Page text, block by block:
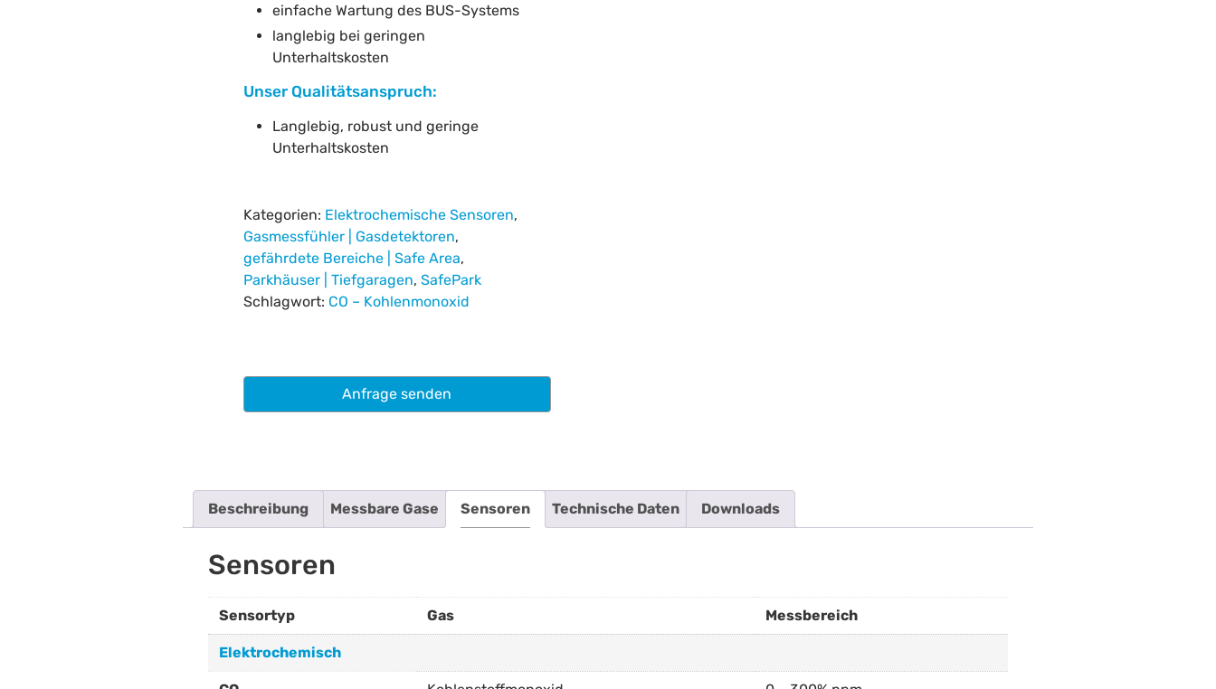
einfache Wartung des BUS-Systems
langlebig bei geringen
Unterhaltskosten
Unser Qualitätsanspruch:
Langlebig, robust und geringe
Unterhaltskosten
Kategorien: Elektrochemische Sensoren,
Gasmessfühler | Gasdetektoren,
gefährdete Bereiche | Safe Area,
Parkhäuser | Tiefgaragen, SafePark
Schlagwort: CO – Kohlenmonoxid
Anfrage senden
Sensoren
Messbare Gase
Beschreibung Technische Daten Downloads
Sensoren
Sensortyp Gas Messbereich
Elektrochemisch